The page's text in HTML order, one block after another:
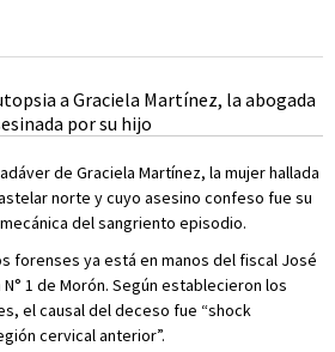
de Graciela Martínez, la mujer hallada
norte y cuyo asesino confeso fue su
del sangriento episodio.
forenses ya está en manos del fiscal José
1 de Morón. Según establecieron los
el causal del deceso fue “shock
cervical anterior”.